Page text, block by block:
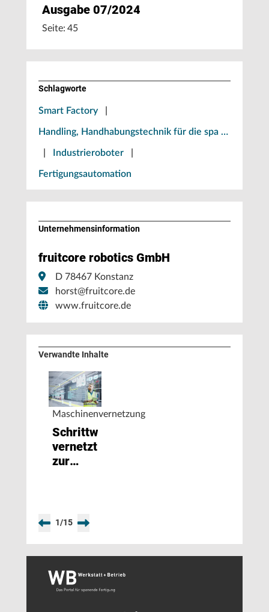
Ausgabe 07/2024
Seite: 45
Schlagworte
Smart Factory
Handling, Handhabungstechnik für die spa …
Industrieroboter
Fertigungsautomation
Unternehmens­information
fruitcore robotics GmbH
D 78467 Konstanz
horst@fruitcore.de
www.fruitcore.de
Verwandte Inhalte
Maschinenvernetzung
Schrittweise
vernetzt
zur
1/15